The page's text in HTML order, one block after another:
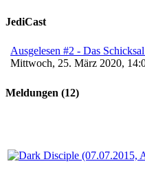
JediCast
Ausgelesen #2 - Das
Mittwoch, 25. März 2020,
Meldungen (12)